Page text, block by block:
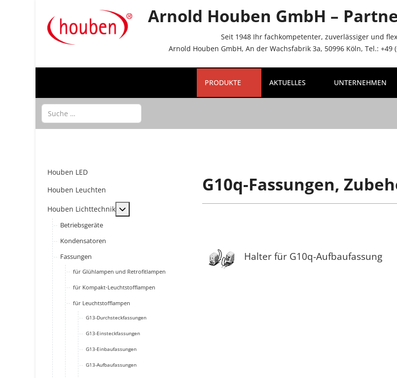
Arnold Houben GmbH –
Seit 1948 Ihr fachkompetenter, zuverlässiger und
Arnold Houben GmbH, An der Wachsfabrik 3a, 50996 Köln, Tel.: +49
PRODUKTE AKTUELLES UNTERNEHMEN
Suchen
Houben LED
Houben Leuchten
Houben Lichttechnik MOD_MENU_TOGGLE_SUBMENU_LABEL
Betriebsgeräte
Kondensatoren
Fassungen
für Glühlampen und Retrofitlampen
für Kompakt-Leuchtstofflampen
für Leuchtstofflampen
G13-Durchsteckfassungen
G13-Einsteckfassungen
G13-Einbaufassungen
G13-Aufbaufassungen
G10q-Fassungen,
Halter für G10q-Aufbaufassung